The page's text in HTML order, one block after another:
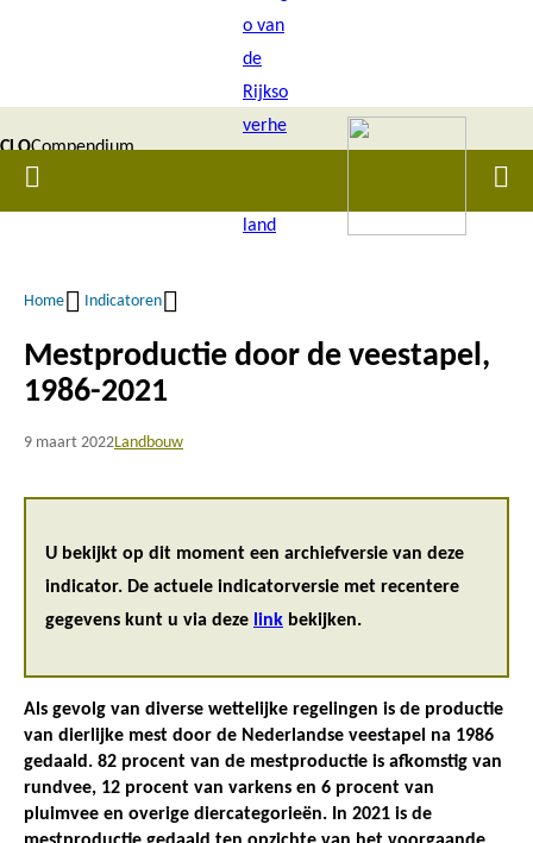
inhoud
gaan
CLOCompendium
voor de
Home
Kruimelpad
Home Indicatoren
Mestproductie door de veestapel,
1986-2021
9 maart 2022Landbouw
U bekijkt op dit moment een archiefversie van deze
indicator. De actuele indicatorversie met recentere
gegevens kunt u via deze link bekijken.
Als gevolg van diverse wettelijke regelingen is de productie
van dierlijke mest door de Nederlandse veestapel na 1986
gedaald. 82 procent van de mestproductie is afkomstig van
rundvee, 12 procent van varkens en 6 procent van
pluimvee en overige diercategorieën. In 2021 is de